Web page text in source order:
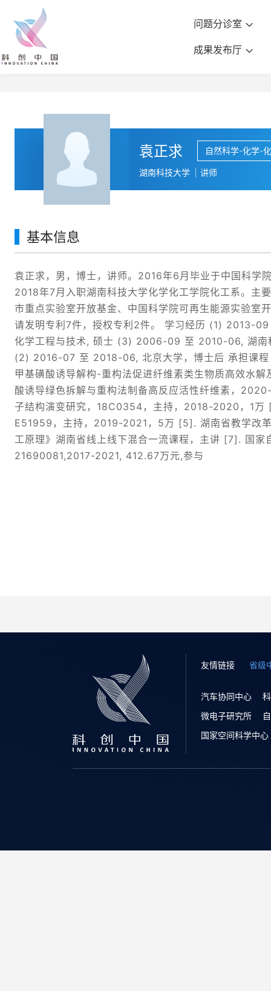
问题分诊室
成果发布厅
袁正求 自然科学-化学-
湖南科技大学 讲师
基本信息
袁正求，男，博士，讲师。2016年6月毕业于中国科学
2018年7月入职湖南科技大学化学化工学院化工系。主
市重点实验室开放基金、中国科学院可再生能源实验室
请发明专利7件，授权专利2件。 学习经历 (1) 2013-
化学工程与技术, 硕士 (3) 2006-09 至 2010-06, 湖南
(2) 2016-07 至 2018-06, 北京大学，博士后 承担课
甲基磺酸诱导解构-重构法促进纤维素类生物质高效
酸诱导绿色拆解与重构法制备高反应活性纤维素，
子结构演变研究，18C0354，主持，2018-2020，1万
E51959，主持，2019-2021，5万 [5]. 湖南省教学改
工原理》湖南省线上线下混合一流课程，主讲 [7]. 国
21690081,2017-2021, 412.67万元,参与
友情链接 省级
汽车协同中心
微电子研究所
国家空间科学中心